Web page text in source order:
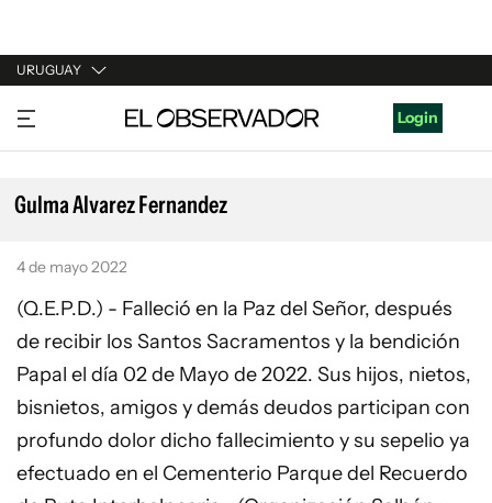
URUGUAY
URUGUAY
ARGENTINA
ESPAÑA
Login
Gulma Alvarez Fernandez
4 de mayo 2022
(Q.E.P.D.) - Falleció en la Paz del Señor, después
de recibir los Santos Sacramentos y la bendición
Papal el día 02 de Mayo de 2022. Sus hijos, nietos,
bisnietos, amigos y demás deudos participan con
profundo dolor dicho fallecimiento y su sepelio ya
efectuado en el Cementerio Parque del Recuerdo